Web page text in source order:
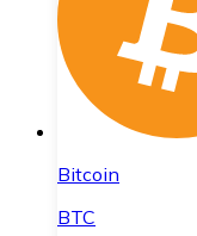
Bitcoin
BTC